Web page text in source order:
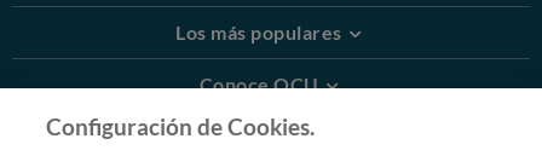
Los más populares
Conoce OCU
Más Información
Configuración de Cookies.